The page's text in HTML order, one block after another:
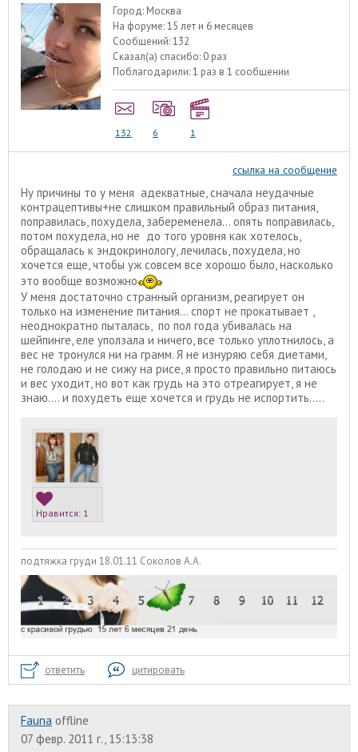
Город: Москва
На форуме:15 лет и 6 месяцев
Сообщений:132
Сказал(а) спасибо: 0 раз
Поблагодарили:1 раз в 1 сообщении
132 6 1
ссылка на сообщение
Ну причины то у меня адекватные, сначала неудачные
контрацептивы+не слишком правильный образ питания,
поправилась, похудела, забеременела... опять поправилась,
потом похудела, но не до того уровня как хотелось,
обращалась к эндокринологу, лечилась, похудела, но
хочется еще, чтобы уж совсем все хорошо было, насколько
это вообще возможно
У меня достаточно странный организм, реагирует он
только на изменение питания... спорт не прокатывает ,
неоднократно пыталась, по пол года убивалась на
шейпинге, еле уползала и ничего, все только уплотнилось, а
вес не тронулся ни на грамм. Я не изнуряю себя диетами,
не голодаю и не сижу на рисе, я просто правильно питаюсь
и вес уходит, но вот как грудь на это отреагирует, я не
знаю.... и похудеть еще хочется и грудь не испортить.....
Нравится: 1
подтяжка груди 18.01.11 Соколов А.А.
ответить цитировать
Fauna offline
07 февр. 2011 г., 15:13:38